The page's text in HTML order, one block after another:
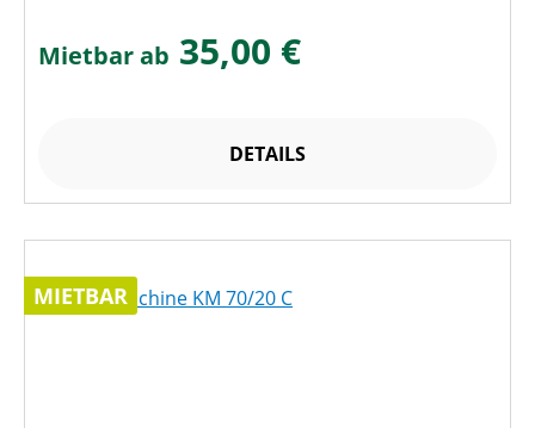
Mietbar ab 35,00 €
DETAILS
MIETBAR